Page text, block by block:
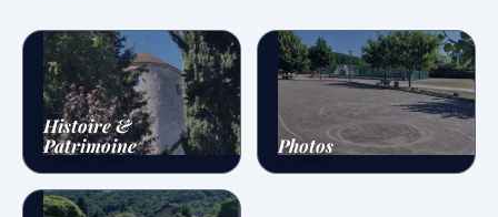
Histoire &
Patrimoine
Photos